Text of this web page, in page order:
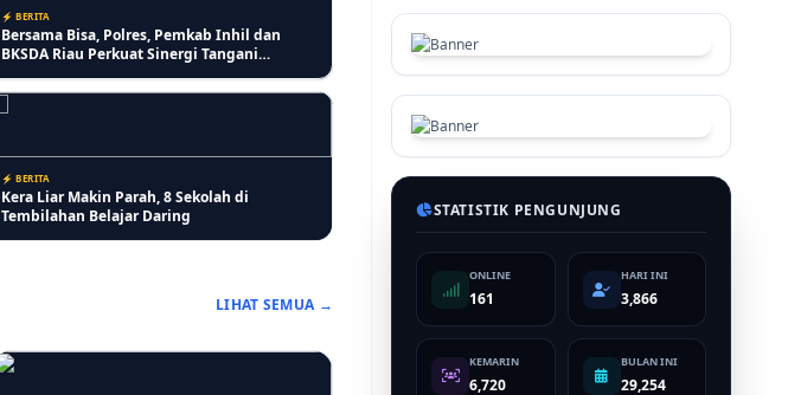
⚡ BERITA
Kera Liar Makin Parah, 8 Sekolah di
Tembilahan Belajar Daring
⚡ RIAU
Kasi Lantaskim Imigrasi Tembilahan Akui
Harusnya tidak seperti itu dan Kita Evaluasi
LIHAT SEMUA →
STATISTIK PENGUNJUNG
ONLINE
161
HARI INI
3,866
KEMARIN
6,720
BULAN INI
29,254